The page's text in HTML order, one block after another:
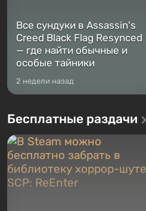
Все сундуки в Assassin's
Creed Black Flag Resynced
— где найти обычные и
особые тайники
2 недели назад
Бесплатные раздачи